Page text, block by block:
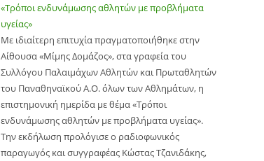
«Τρόποι ενδυνάμωσης αθλητών με προβλήματα
υγείας»
Με ιδιαίτερη επιτυχία πραγματοποιήθηκε στην
Αίθουσα «Μίμης Δομάζος», στα γραφεία του
Συλλόγου Παλαιμάχων Αθλητών και Πρωταθλητών
του Παναθηναϊκού Α.Ο. όλων των Αθλημάτων, η
επιστημονική ημερίδα με θέμα «Τρόποι
ενδυνάμωσης αθλητών με προβλήματα υγείας».
Την εκδήλωση προλόγισε ο ραδιοφωνικός
παραγωγός και συγγραφέας Κώστας Τζανιδάκης,